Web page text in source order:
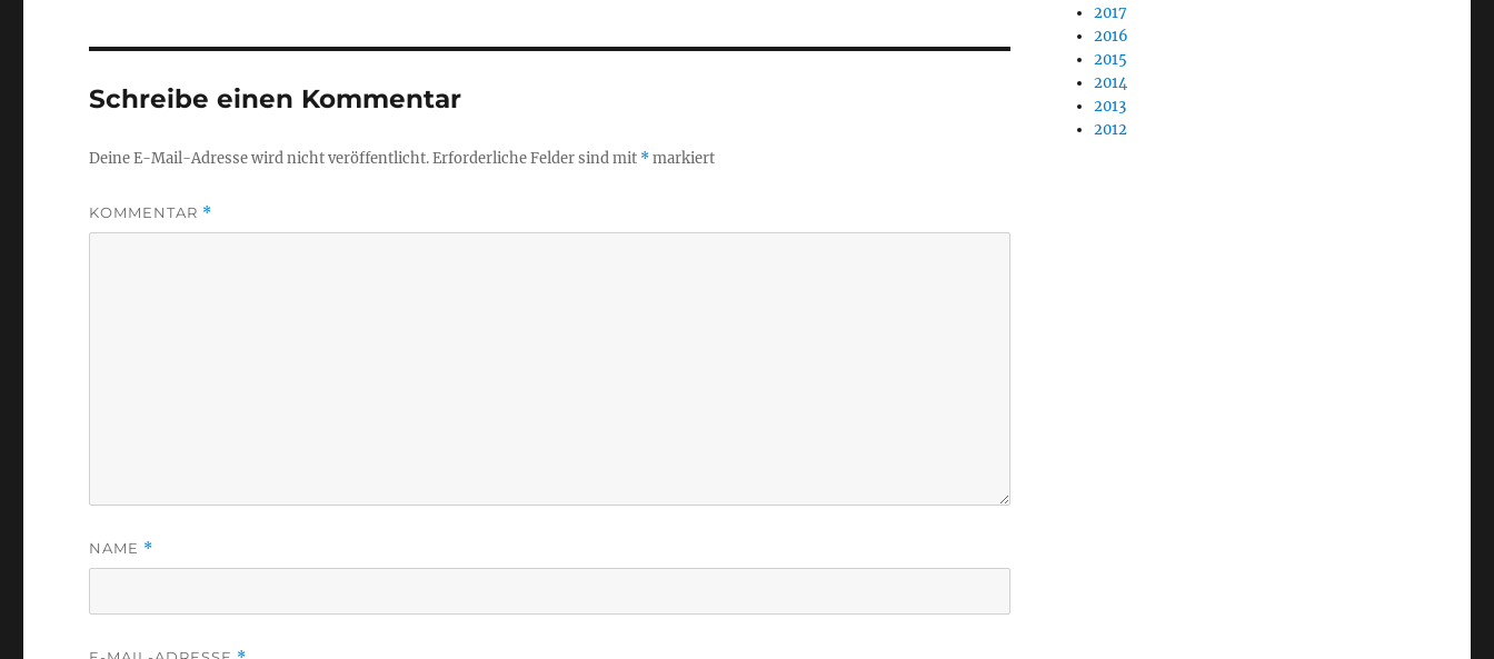
Schreibe einen Kommentar
Deine E-Mail-Adresse wird nicht veröffentlicht.Erforderliche Felder sind mit *markiert
KOMMENTAR *
NAME *
2017
2016
2015
2014
2013
2012